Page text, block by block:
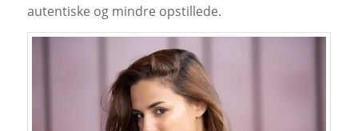
autentiske og mindre opstillede.